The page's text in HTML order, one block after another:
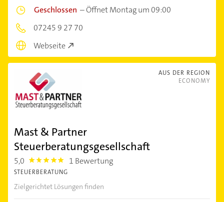
Geschlossen –Öffnet Montag um 09:00
07245 9 27 70
Webseite
AUS DER REGION
ECONOMY
Mast & Partner
Steuerberatungsgesellschaft
5,0 5.0 1 Bewertung
STEUERBERATUNG
Zielgerichtet Lösungen finden